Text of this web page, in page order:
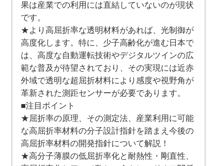
果は産業での利用には直結していないのが現状
です。
★より高屈折率な透明材料があれば、光制御が
高度化します。特に、少子高齢化が進む日本で
は、高度な自動運転技術やデジタルツインの広
範な普及が待望されており、その実現には近赤
外域で透明な超屈折材料により感度や視野角が
革新された測距センサーが必要であります。
■注目ポイント
★屈折率の原理、その測定法、産業利用に可能
な高屈折率材料の分子設計指針を踏まえ今後の
高屈折率材料の開発指針について解説！
★高分子薄膜の低屈折率化と耐熱性・剛直性、